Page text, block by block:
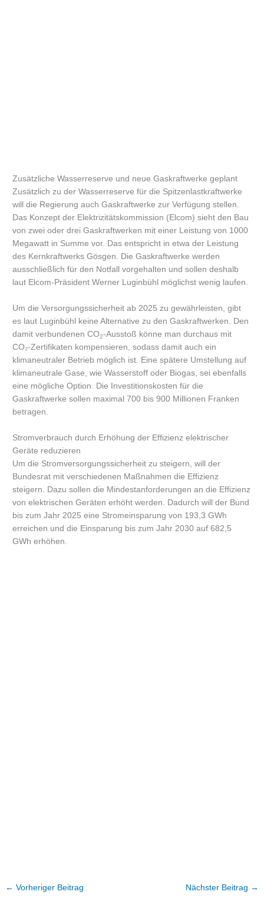
Zusätzliche Wasserreserve und neue Gaskraftwerke geplant
Zusätzlich zu der Wasserreserve für die Spitzenlastkraftwerke
will die Regierung auch Gaskraftwerke zur Verfügung stellen.
Das Konzept der Elektrizitätskommission (Elcom) sieht den Bau
von zwei oder drei Gaskraftwerken mit einer Leistung von 1000
Megawatt in Summe vor. Das entspricht in etwa der Leistung
des Kernkraftwerks Gösgen. Die Gaskraftwerke werden
ausschließlich für den Notfall vorgehalten und sollen deshalb
laut Elcom-Präsident Werner Luginbühl möglichst wenig laufen.
Um die Versorgungssicherheit ab 2025 zu gewährleisten, gibt
es laut Luginbühl keine Alternative zu den Gaskraftwerken. Den
damit verbundenen CO2-Ausstoß könne man durchaus mit
CO₂-Zertifikaten kompensieren, sodass damit auch ein
klimaneutraler Betrieb möglich ist. Eine spätere Umstellung auf
klimaneutrale Gase, wie Wasserstoff oder Biogas, sei ebenfalls
eine mögliche Option. Die Investitionskosten für die
Gaskraftwerke sollen maximal 700 bis 900 Millionen Franken
betragen.
Stromverbrauch durch Erhöhung der Effizienz elektrischer
Geräte reduzieren
Um die Stromversorgungssicherheit zu steigern, will der
Bundesrat mit verschiedenen Maßnahmen die Effizienz
steigern. Dazu sollen die Mindestanforderungen an die Effizienz
von elektrischen Geräten erhöht werden. Dadurch will der Bund
bis zum Jahr 2025 eine Stromeinsparung von 193,3 GWh
erreichen und die Einsparung bis zum Jahr 2030 auf 682,5
GWh erhöhen.
← Vorheriger Beitrag Nächster Beitrag →